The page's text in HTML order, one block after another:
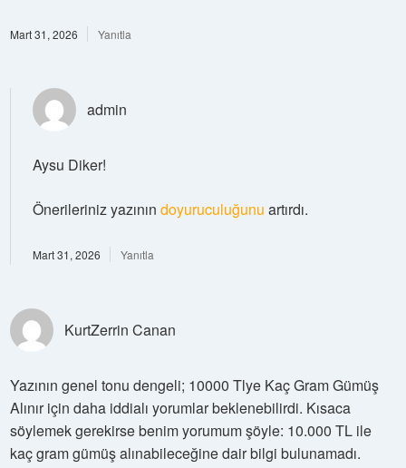
Mart 31, 2026 Yanıtla
admin
Aysu Diker!
Önerileriniz yazının doyuruculuğunu artırdı.
Mart 31, 2026 Yanıtla
KurtZerrin Canan
Yazının genel tonu dengeli; 10000 Tlye Kaç Gram Gümüş
Alınır için daha iddialı yorumlar beklenebilirdi. Kısaca
söylemek gerekirse benim yorumum şöyle: 10.000 TL ile
kaç gram gümüş alınabileceğine dair bilgi bulunamadı.